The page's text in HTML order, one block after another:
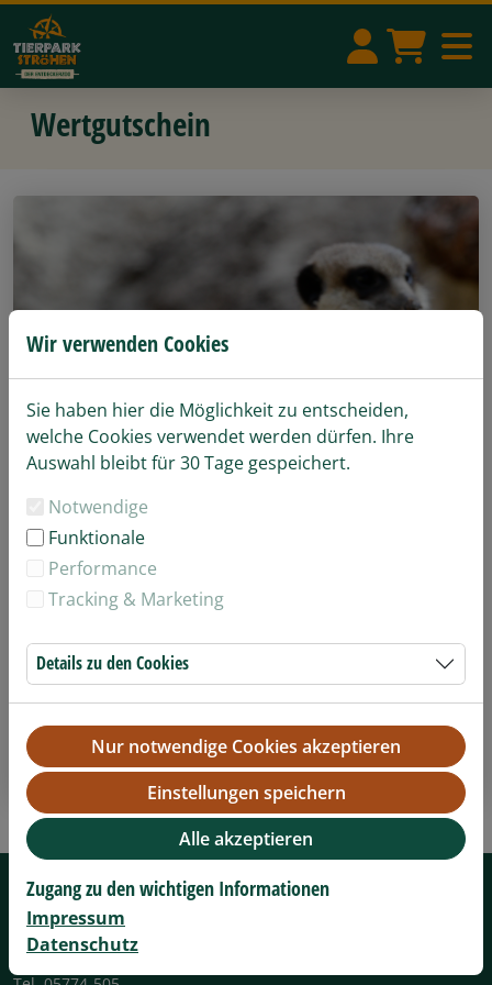
Wertgutschein
Wertgutschein
Details anzeigen
TIERPARK STRÖHEN
Tierparkstr. 43
49419 Ströhen
Niedersachsen, Deutschland
Wir verwenden Cookies
Sie haben hier die Möglichkeit zu entscheiden,
welche Cookies verwendet werden dürfen. Ihre
Auswahl bleibt für 30 Tage gespeichert.
Notwendige
Funktionale
Performance
Tracking & Marketing
Details zu den Cookies
Nur notwendige Cookies akzeptieren
Einstellungen speichern
Alle akzeptieren
Zugang zu den wichtigen Informationen
Impressum
Datenschutz